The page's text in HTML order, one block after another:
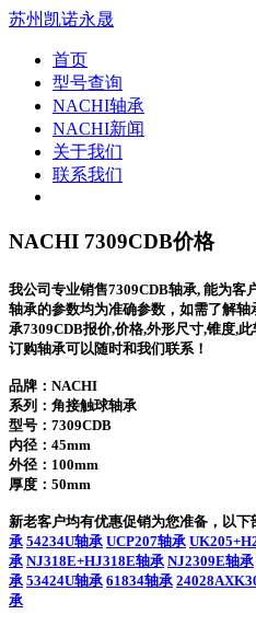
苏州凯诺永晟
首页
型号查询
NACHI轴承
NACHI新闻
关于我们
联系我们
NACHI 7309CDB价格
我公司专业销售7309CDB轴承, 能为客
轴承的参数均为准确参数，如需了解
承7309CDB报价,价格,外形尺寸,锥度,
订购轴承可以随时和我们联系！
品牌：NACHI
系列：角接触球轴承
型号： 7309CDB
内径：45mm
外径：100mm
厚度：50mm
新老客户均有优惠促销为您准备，以下
承 54234U轴承 UCP207轴承
承 NJ318E+HJ318E轴承 NJ2309E轴承
承 53424U轴承 61834轴承
承